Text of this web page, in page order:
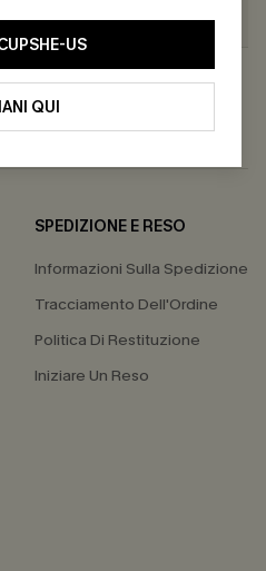
US
QUI
SPEDIZIONE E RESO
Informazioni Sulla Spedizione
Tracciamento Dell'Ordine
Politica Di Restituzione
Iniziare Un Reso